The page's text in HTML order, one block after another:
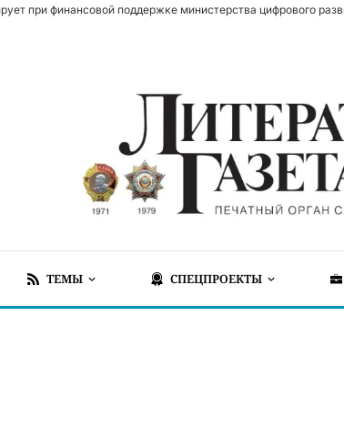
при финансовой поддержке министерства цифрового
ТЕМЫ СПЕЦПРОЕКТЫ